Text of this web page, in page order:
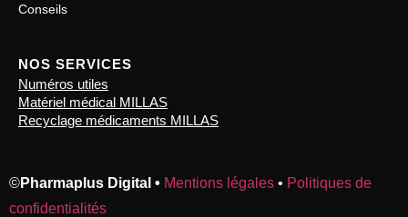
Conseils
NOS SERVICES
Numéros utiles
Matériel médical MILLAS
Recyclage médicaments MILLAS
©Pharmaplus Digital • Mentions légales • Politiques de
confidentialités